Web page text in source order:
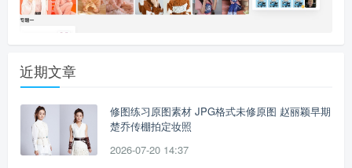
近期文章
修图练习原图素材 JPG格式未修原图 赵丽颖早期
楚乔传棚拍定妆照
2026-07-20 14:37